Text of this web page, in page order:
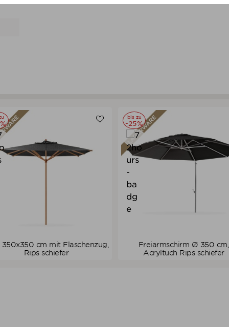
Verkaufspreis
ab 2.528,00 €
1.769,60 €
350x350 cm mit Flaschenzug,
Rips schiefer
Verkaufspreis
ab 1.475,00 €
1.106,25 €
bis zu
-25%
Freiarmschirm Ø 350 cm,
Acryltuch Rips schiefer